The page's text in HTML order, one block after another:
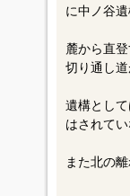
に中ノ谷
麓から直
切り通し
遺構とし
はされて
また北の